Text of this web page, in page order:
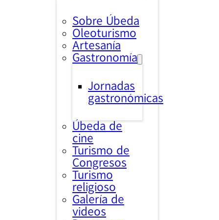
Sobre Úbeda
Oleoturismo
Artesanía
Gastronomía
Jornadas
gastronómicas
Úbeda de
cine
Turismo de
Congresos
Turismo
religioso
Galería de
videos